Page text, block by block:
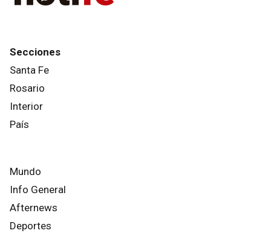
Secciones
Santa Fe
Rosario
Interior
País
Mundo
Info General
Afternews
Deportes